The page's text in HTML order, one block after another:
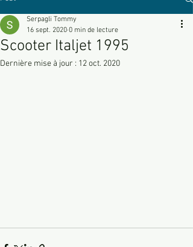
Scooter Italjet 1995
Serpagli Tommy
16 sept. 2020 0 min de lecture
Dernière mise à jour : 12 oct. 2020